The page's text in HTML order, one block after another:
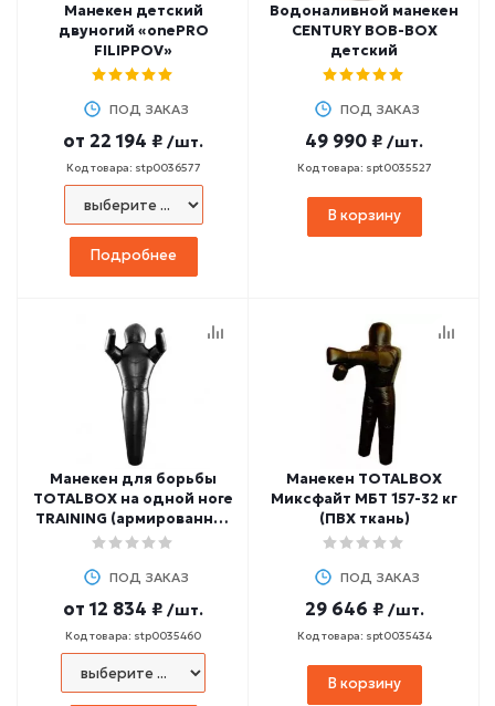
Манекен детский
двуногий «onePRO
FILIPPOV»
ПОД ЗАКАЗ
от 22 194 ₽ /шт.
Код товара: stp0036577
Подробнее
Водоналивной манекен
CENTURY BOB-BOX
детский
ПОД ЗАКАЗ
49 990 ₽ /шт.
Код товара: spt0035527
В корзину
Манекен для борьбы
TOTALBOX на одной ноге
TRAINING (армированная
ткань ПВХ) МБТ 1
ПОД ЗАКАЗ
от 12 834 ₽ /шт.
Код товара: stp0035460
Манекен TOTALBOX
Миксфайт МБТ 157-32 кг
(ПВХ ткань)
ПОД ЗАКАЗ
29 646 ₽ /шт.
Код товара: spt0035434
В корзину